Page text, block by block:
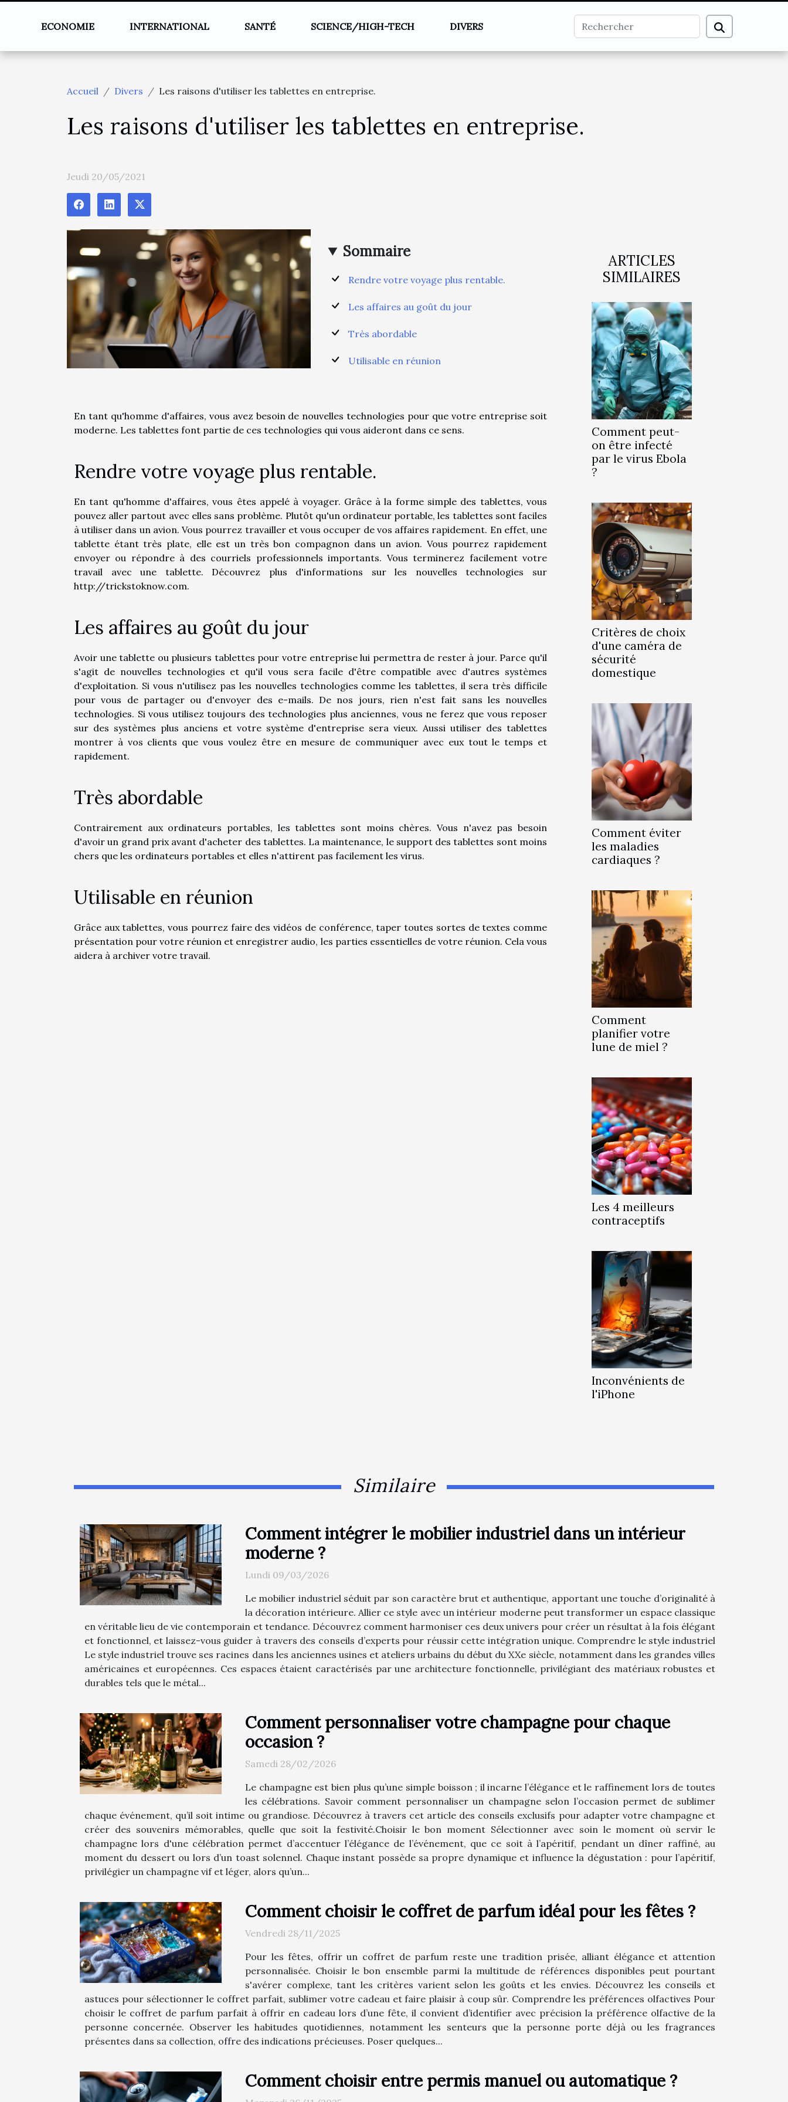
ECONOMIE INTERNATIONAL SANTÉ SCIENCE/HIGH-TECH DIVERS
Accueil Divers Les raisons d'utiliser les tablettes en entreprise.
Les raisons d'utiliser les tablettes en entreprise.
Jeudi 20/05/2021
Sommaire
Rendre votre voyage plus rentable.
Les affaires au goût du jour
Très abordable
Utilisable en réunion
En tant qu'homme d'affaires, vous avez besoin de nouvelles technologies pour que votre entreprise soit
moderne. Les tablettes font partie de ces technologies qui vous aideront dans ce sens.
Rendre votre voyage plus rentable.
En tant qu'homme d'affaires, vous êtes appelé à voyager. Grâce à la forme simple des tablettes, vous
pouvez aller partout avec elles sans problème. Plutôt qu'un ordinateur portable, les tablettes sont faciles
à utiliser dans un avion. Vous pourrez travailler et vous occuper de vos affaires rapidement. En effet, une
tablette étant très plate, elle est un très bon compagnon dans un avion. Vous pourrez rapidement
envoyer ou répondre à des courriels professionnels importants. Vous terminerez facilement votre
travail avec une tablette. Découvrez plus d'informations sur les nouvelles technologies sur
http://trickstoknow.com.
Les affaires au goût du jour
Avoir une tablette ou plusieurs tablettes pour votre entreprise lui permettra de rester à jour. Parce qu'il
s'agit de nouvelles technologies et qu'il vous sera facile d'être compatible avec d'autres systèmes
d'exploitation. Si vous n'utilisez pas les nouvelles technologies comme les tablettes, il sera très difficile
pour vous de partager ou d'envoyer des e-mails. De nos jours, rien n'est fait sans les nouvelles
technologies. Si vous utilisez toujours des technologies plus anciennes, vous ne ferez que vous reposer
sur des systèmes plus anciens et votre système d'entreprise sera vieux. Aussi utiliser des tablettes
montrer à vos clients que vous voulez être en mesure de communiquer avec eux tout le temps et
rapidement.
Très abordable
Contrairement aux ordinateurs portables, les tablettes sont moins chères. Vous n'avez pas besoin
d'avoir un grand prix avant d'acheter des tablettes. La maintenance, le support des tablettes sont moins
chers que les ordinateurs portables et elles n'attirent pas facilement les virus.
Utilisable en réunion
Grâce aux tablettes, vous pourrez faire des vidéos de conférence, taper toutes sortes de textes comme
présentation pour votre réunion et enregistrer audio, les parties essentielles de votre réunion. Cela vous
aidera à archiver votre travail.
ARTICLES
SIMILAIRES
Comment peut-
on être infecté
par le virus Ebola
?
Critères de choix
d'une caméra de
sécurité
domestique
Comment éviter
les maladies
cardiaques ?
Comment
planifier votre
lune de miel ?
Les 4 meilleurs
contraceptifs
Inconvénients de
l'iPhone
Similaire
Comment intégrer le mobilier industriel dans un intérieur
moderne ?
Lundi 09/03/2026
Le mobilier industriel séduit par son caractère brut et authentique, apportant une touche d’originalité à
la décoration intérieure. Allier ce style avec un intérieur moderne peut transformer un espace classique
en véritable lieu de vie contemporain et tendance. Découvrez comment harmoniser ces deux univers pour créer un résultat à la fois élégant
et fonctionnel, et laissez-vous guider à travers des conseils d’experts pour réussir cette intégration unique. Comprendre le style industriel
Le style industriel trouve ses racines dans les anciennes usines et ateliers urbains du début du XXe siècle, notamment dans les grandes villes
américaines et européennes. Ces espaces étaient caractérisés par une architecture fonctionnelle, privilégiant des matériaux robustes et
durables tels que le métal...
Comment personnaliser votre champagne pour chaque
occasion ?
Samedi 28/02/2026
Le champagne est bien plus qu’une simple boisson ; il incarne l’élégance et le raffinement lors de toutes
les célébrations. Savoir comment personnaliser un champagne selon l’occasion permet de sublimer
chaque événement, qu’il soit intime ou grandiose. Découvrez à travers cet article des conseils exclusifs pour adapter votre champagne et
créer des souvenirs mémorables, quelle que soit la festivité.Choisir le bon moment Sélectionner avec soin le moment où servir le
champagne lors d'une célébration permet d’accentuer l’élégance de l’événement, que ce soit à l’apéritif, pendant un dîner raffiné, au
moment du dessert ou lors d’un toast solennel. Chaque instant possède sa propre dynamique et influence la dégustation : pour l’apéritif,
privilégier un champagne vif et léger, alors qu’un...
Comment choisir le coffret de parfum idéal pour les fêtes ?
Vendredi 28/11/2025
Pour les fêtes, offrir un coffret de parfum reste une tradition prisée, alliant élégance et attention
personnalisée. Choisir le bon ensemble parmi la multitude de références disponibles peut pourtant
s'avérer complexe, tant les critères varient selon les goûts et les envies. Découvrez les conseils et
astuces pour sélectionner le coffret parfait, sublimer votre cadeau et faire plaisir à coup sûr. Comprendre les préférences olfactives Pour
choisir le coffret de parfum parfait à offrir en cadeau lors d’une fête, il convient d’identifier avec précision la préférence olfactive de la
personne concernée. Observer les habitudes quotidiennes, notamment les senteurs que la personne porte déjà ou les fragrances
présentes dans sa collection, offre des indications précieuses. Poser quelques...
Comment choisir entre permis manuel ou automatique ?